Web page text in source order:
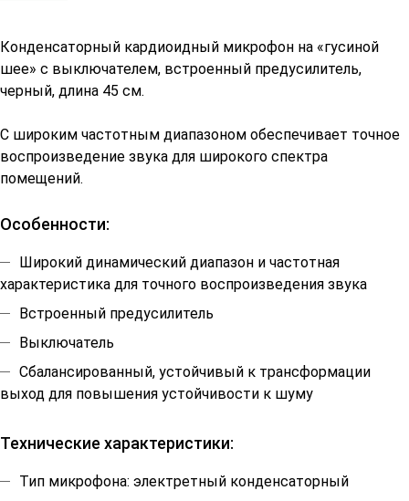
Конденсаторный кардиоидный микрофон на «гусиной
шее» с выключателем, встроенный предусилитель,
черный, длина 45 см.
С широким частотным диапазоном обеспечивает точное
воспроизведение звука для широкого спектра
помещений.
Особенности:
Широкий динамический диапазон и частотная
характеристика для точного воспроизведения звука
Встроенный предусилитель
Выключатель
Сбалансированный, устойчивый к трансформации
выход для повышения устойчивости к шуму
Технические характеристики:
Тип микрофона: электретный конденсаторный